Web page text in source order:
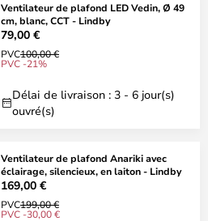
Ventilateur de plafond LED Vedin, Ø 49
cm, blanc, CCT - Lindby
79,00 €
PVC100,00 €
PVC -21%
Délai de livraison : 3 - 6 jour(s)
ouvré(s)
Ventilateur de plafond Anariki avec
éclairage, silencieux, en laiton - Lindby
169,00 €
PVC199,00 €
PVC -30,00 €